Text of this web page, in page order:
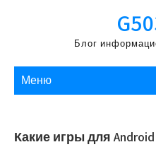
Блог
Меню
Какие игры для